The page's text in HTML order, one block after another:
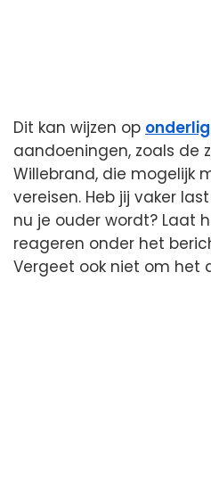
Dit kan wijzen op
aandoeningen, zoals de
Willebrand, die mogelijk
vereisen. Heb jij vaker
nu je ouder wordt? Laat
reageren onder het
Vergeet ook niet om het